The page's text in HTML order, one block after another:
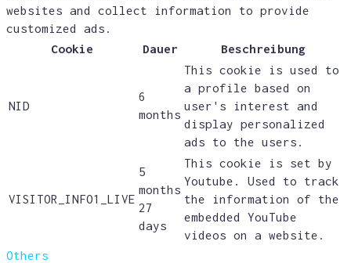
websites and collect information to provide
customized ads.
Cookie
Dauer Beschreibung
NID
6
months
This cookie is used to
a profile based on
user's interest and
display personalized
ads to the users.
VISITOR_INFO1_LIVE
5
months
27
days
This cookie is set by
Youtube. Used to track
the information of the
embedded YouTube
videos on a website.
Others